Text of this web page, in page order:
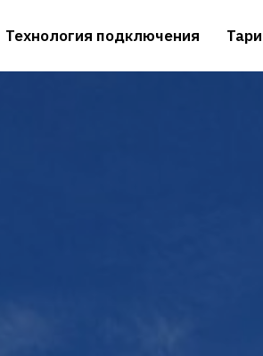
Технология подключения